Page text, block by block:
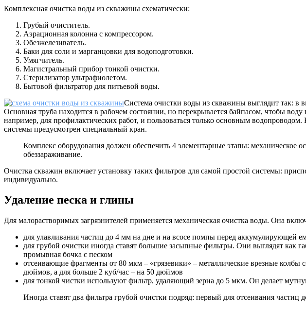
Комплексная очистка воды из скважины схематически:
Грубый очиститель.
Аэрационная колонна с компрессором.
Обезжелезиватель.
Баки для соли и марганцовки для водоподготовки.
Умягчитель.
Магистральный прибор тонкой очистки.
Стерилизатор ультрафиолетом.
Бытовой фильтратор для питьевой воды.
Система очистки воды из скважины выглядит так: в
Основная труба находится в рабочем состоянии, но перекрывается байпасом, чтобы
например, для профилактических работ, и пользоваться только основным
системы предусмотрен специальный кран.
Комплекс оборудования должен обеспечить 4 элементарные этапы: механическое
обеззараживание.
Очистка скважин включает установку таких фильтров для самой простой системы:
индивидуально.
Удаление песка и глины
Для малорастворимых загрязнителей применяется механическая очистка воды. Она
для улавливания частиц до 4 мм на дне и на всосе помпы перед аккумулирующей
для грубой очистки иногда ставят большие засыпные фильтры. Они выглядят как
промывная бочка с песком
отсеивающие фрагменты от 80 мкм – «грязевики» – металлические врезные
дюймов, а для больше 2 куб/час – на 50 дюймов
для тонкой чистки используют фильтр, удаляющий зерна до 5 мкм. Он делает
Иногда ставят два фильтра грубой очистки подряд: первый для отсеивания